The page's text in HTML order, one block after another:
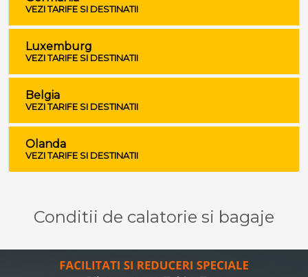
VEZI TARIFE SI DESTINATII
Luxemburg
VEZI TARIFE SI DESTINATII
Belgia
VEZI TARIFE SI DESTINATII
Olanda
VEZI TARIFE SI DESTINATII
Conditii de calatorie si bagaje